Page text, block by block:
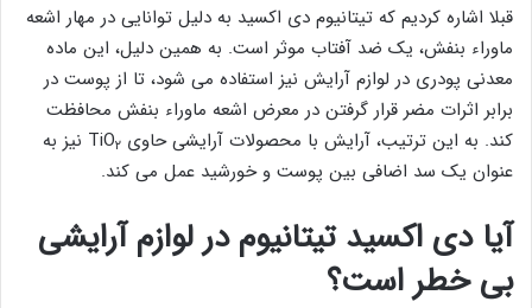
قبلا اشاره کردیم که تیتانیوم دی اکسید به دلیل توانایی در مهار اشعه
ماوراء بنفش، یک ضد آفتاب موثر است. به همین دلیل، این ماده
معدنی پودری در لوازم آرایش نیز استفاده می شود، تا از پوست در
برابر اثرات مضر قرار گرفتن در معرض اشعه ماوراء بنفش محافظت
کند. به این ترتیب، آرایش با محصولات آرایشی حاوی TiO ۲
نیز به
عنوان یک سد اضافی بین پوست و خورشید عمل می کند.
آیا دی اکسید تیتانیوم در لوازم آرایشی
بی خطر است؟